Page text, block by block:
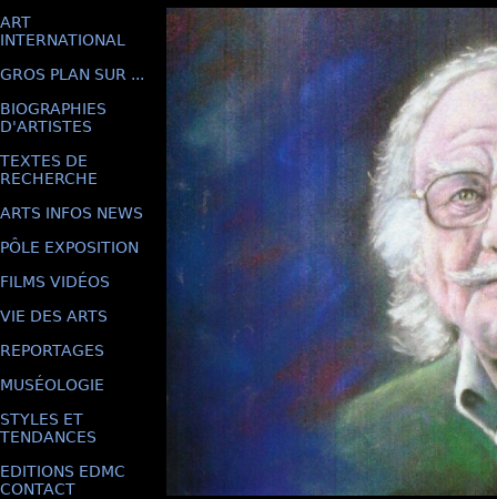
ART
INTERNATIONAL
GROS PLAN SUR ...
BIOGRAPHIES
D'ARTISTES
TEXTES DE
RECHERCHE
ARTS INFOS NEWS
PÔLE EXPOSITION
FILMS VIDÉOS
VIE DES ARTS
REPORTAGES
MUSÉOLOGIE
STYLES ET
TENDANCES
EDITIONS EDMC
CONTACT